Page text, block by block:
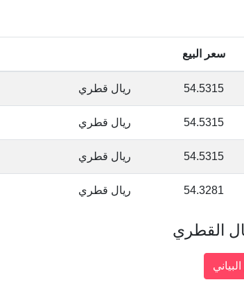
سعر البيع
54.5315 ريال قطري
54.5315 ريال قطري
54.5315 ريال قطري
54.3281 ريال قطري